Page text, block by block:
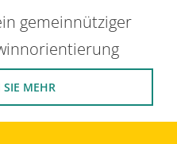
gemeinnütziger
SIE MEHR